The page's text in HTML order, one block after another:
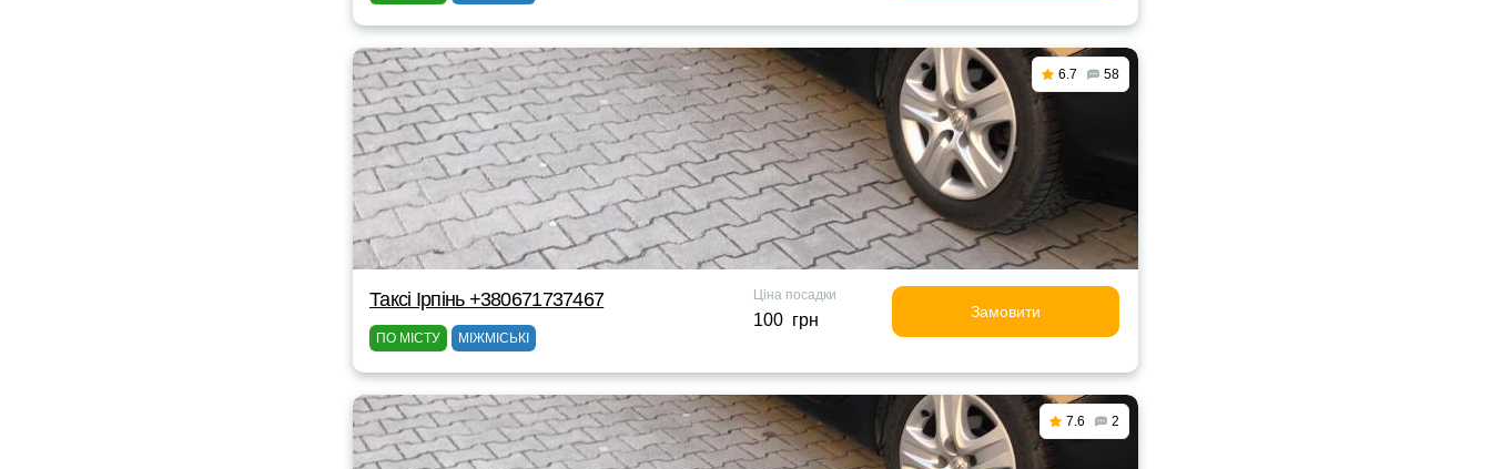
6.7 58
Таксі Ірпінь +380671737467
ПО МІСТУ МІЖМІСЬКІ
Ціна посадки
100 грн Замовити
7.6 2